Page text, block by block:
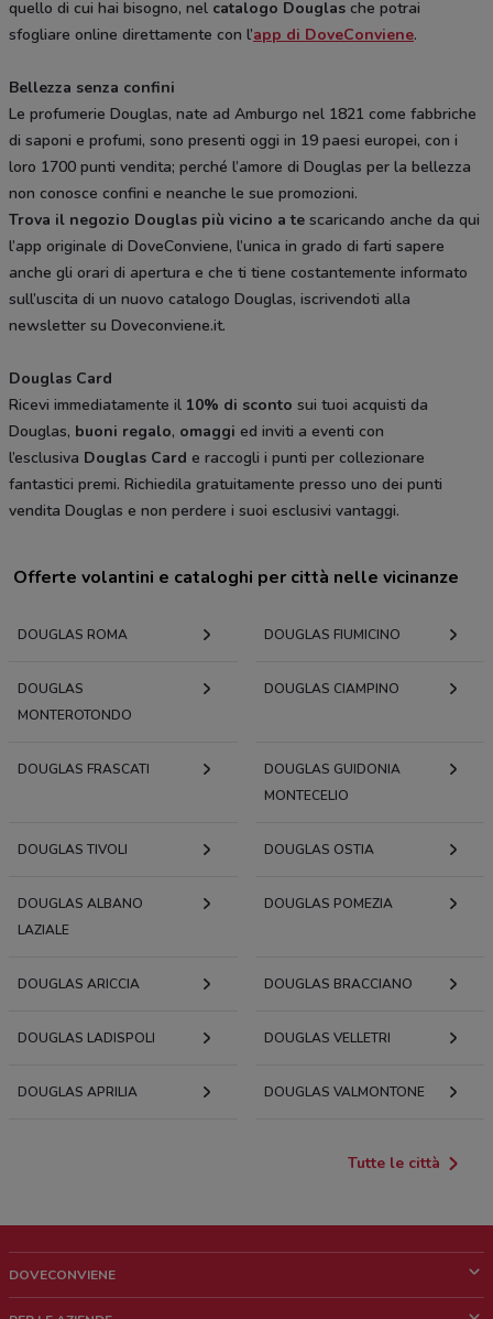
quello di cui hai bisogno, nel catalogo Douglas che potrai
sfogliare online direttamente con l’app di DoveConviene.
Bellezza senza confini
Le profumerie Douglas, nate ad Amburgo nel 1821 come fabbriche
di saponi e profumi, sono presenti oggi in 19 paesi europei, con i
loro 1700 punti vendita; perché l’amore di Douglas per la bellezza
non conosce confini e neanche le sue promozioni.
Trova il negozio Douglas più vicino a te scaricando anche da qui
l’app originale di DoveConviene, l’unica in grado di farti sapere
anche gli orari di apertura e che ti tiene costantemente informato
sull’uscita di un nuovo catalogo Douglas, iscrivendoti alla
newsletter su Doveconviene.it.
Douglas Card
Ricevi immediatamente il 10% di sconto sui tuoi acquisti da
Douglas, buoni regalo, omaggi ed inviti a eventi con
l’esclusiva Douglas Card e raccogli i punti per collezionare
fantastici premi. Richiedila gratuitamente presso uno dei punti
vendita Douglas e non perdere i suoi esclusivi vantaggi.
Offerte volantini e cataloghi per città nelle vicinanze
DOUGLAS ROMA DOUGLAS FIUMICINO
DOUGLAS
MONTEROTONDO
DOUGLAS CIAMPINO
DOUGLAS FRASCATI
DOUGLAS GUIDONIA
MONTECELIO
DOUGLAS TIVOLI DOUGLAS OSTIA
DOUGLAS ALBANO
LAZIALE
DOUGLAS POMEZIA
DOUGLAS ARICCIA DOUGLAS BRACCIANO
DOUGLAS LADISPOLI DOUGLAS VELLETRI
DOUGLAS APRILIA DOUGLAS VALMONTONE
Tutte le città
DOVECONVIENE